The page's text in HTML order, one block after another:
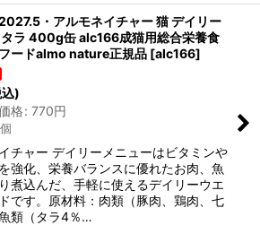
・アルモネイチャー 猫 デイリー
タラ 400g缶 alc166成猫用総合栄養食
ードalmo nature正規品 [alc166]
)
格: 770円
チャー デイリーメニューはビタミンや
強化、栄養バランスに優れたお肉、魚
煮込んだ、手軽に使えるデイリーウエ
です。原材料：肉類（豚肉、鶏肉、七
類（タラ4％…